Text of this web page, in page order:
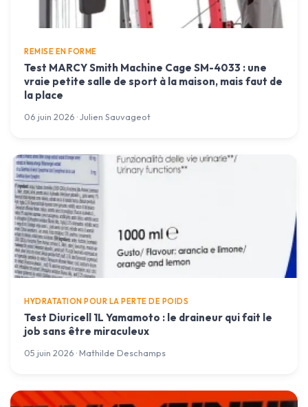
REMISE EN FORME
Test MARCY Smith Machine Cage SM-4033 : une
vraie petite salle de sport à la maison, mais faut de
la place
06 juin 2026 · Julien Sauvageot
HYDRATATION POUR LA PERTE DE POIDS
Test Diuricell 1L Yamamoto : le draineur qui fait le
job sans être miraculeux
05 juin 2026 · Mathilde Deschamps